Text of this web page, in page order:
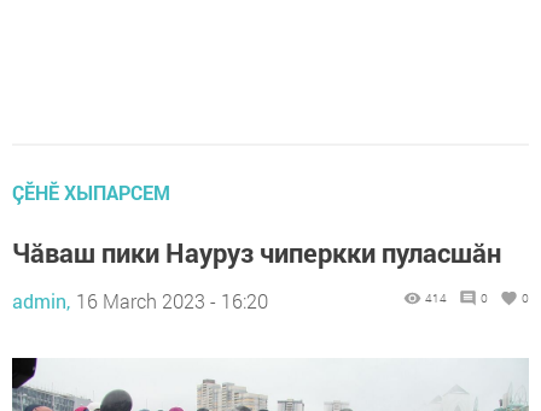
ÇӖНӖ ХЫПАРСЕМ
Чăваш пики Науруз чиперкки пуласшăн
admin, 16 March 2023 - 16:20 414 0 0